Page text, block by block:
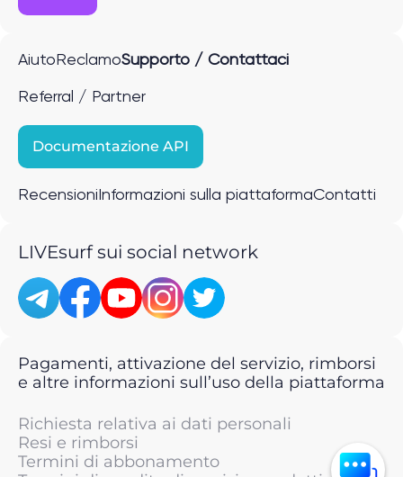
Aiuto ReclamoSupporto / Contattaci
Referral / Partner
Documentazione API
Recensioni Informazioni sulla piattaformaContatti
LIVEsurf sui social network
Pagamenti, attivazione del servizio, rimborsi
e altre informazioni sull’uso della piattaforma
Richiesta relativa ai dati personali
Resi e rimborsi
Termini di abbonamento